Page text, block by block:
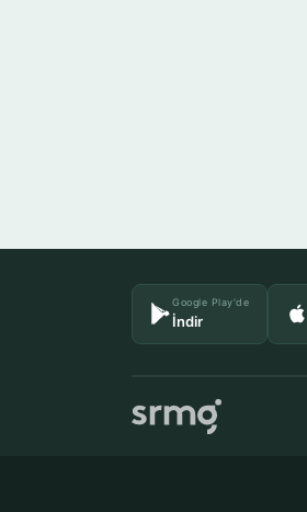
Google Play'de
İndir